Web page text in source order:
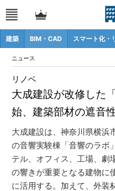
建築 BIM・CAD スマート化・
ニュース
大成建設が改修した
始、建築部材の遮音
リノベ
大成建設は、神奈川県横浜
の音響実験棟「音響のラボ
テル、オフィス、工場、劇
の響きが重要となる建物に
に活用する。加えて、外装